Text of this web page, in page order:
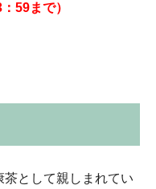
59まで）
として親しまれてい